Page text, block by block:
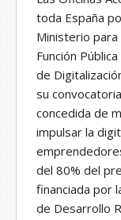
toda España
Ministerio
Función
de
su
concedida de
impulsar la
del 80% del
financiada por
de Desarrollo